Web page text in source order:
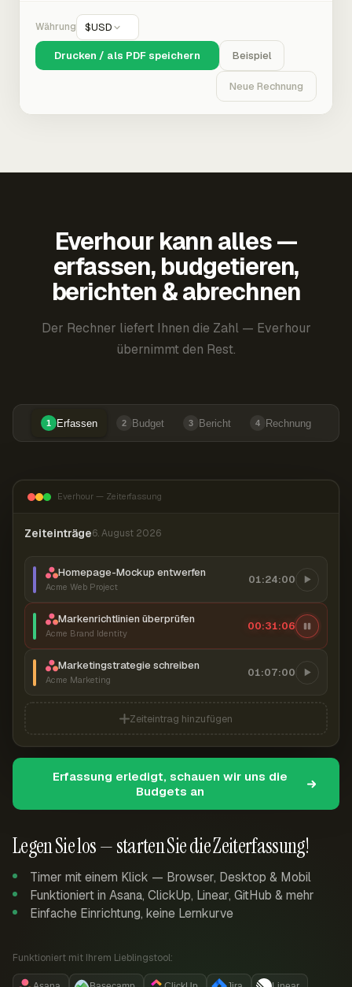
Währung $USD
Drucken / als PDF speichern Beispiel
Neue Rechnung
Everhour kann alles —
erfassen, budgetieren,
berichten & abrechnen
Der Rechner liefert Ihnen die Zahl — Everhour
übernimmt den Rest.
1 Erfassen 2 Budget 3 Bericht 4 Rechnung
Legen Sie los — starten Sie die Zeiterfassung!
Timer mit einem Klick — Browser, Desktop & Mobil
Funktioniert in Asana, ClickUp, Linear, GitHub & mehr
Einfache Einrichtung, keine Lernkurve
Funktioniert mit Ihrem Lieblingstool:
Everhour — Zeiterfassung
Zeiteinträge6. August 2026
Homepage-Mockup entwerfen
Acme Web Project
01:24:00
Markenrichtlinien überprüfen
Acme Brand Identity
00:31:07
Marketingstrategie schreiben
Acme Marketing
01:07:00
Zeiteintrag hinzufügen
Erfassung erledigt, schauen wir uns die
Budgets an